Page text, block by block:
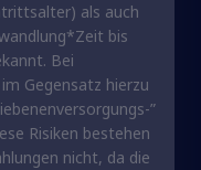
als auch
bis
Bei
Gegensatz hierzu
”
Risiken bestehen
nicht, da die